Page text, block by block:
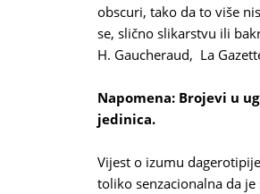
obscuri, tako da to više
se, slično slikarstvu ili
H. Gaucheraud, La
Napomena: Brojevi u
jedinica.
Vijest o izumu
toliko senzacionalna da